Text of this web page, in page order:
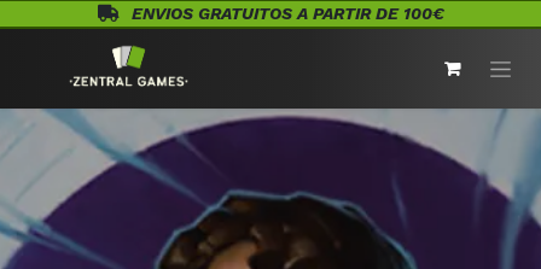
Ir al contenidoENVIOS GRATUITOS A PARTIR DE 100€